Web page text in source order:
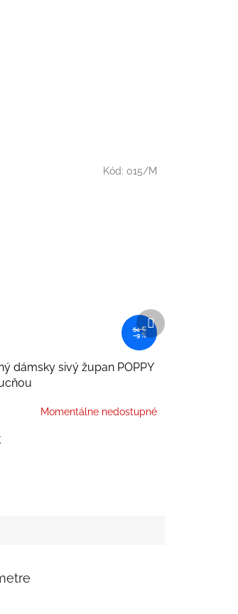
54 €
–9 %
dámsky sivý župan POPPY
Momentálne nedostupné
Kód: 015/M
Ďalší
produkt